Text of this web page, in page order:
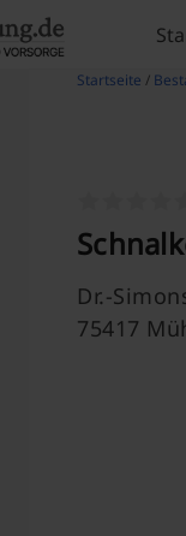
Startseite /
Dr.-
75417